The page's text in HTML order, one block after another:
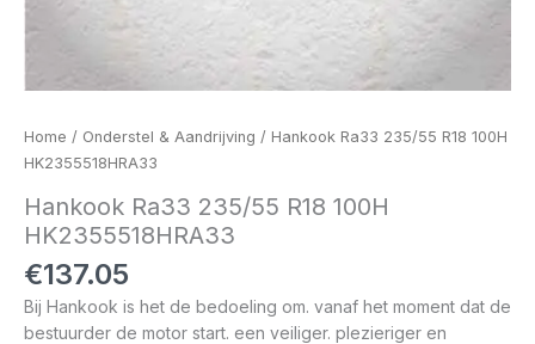
Home / Onderstel & Aandrijving / Hankook Ra33 235/55 R18 100H
HK2355518HRA33
Hankook Ra33 235/55 R18 100H
HK2355518HRA33
€137.05
Bij Hankook is het de bedoeling om. vanaf het moment dat de
bestuurder de motor start. een veiliger. plezieriger en